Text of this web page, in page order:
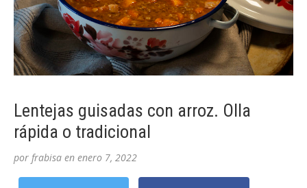
Lentejas guisadas con arroz. Olla
rápida o tradicional
por frabisa en enero 7, 2022